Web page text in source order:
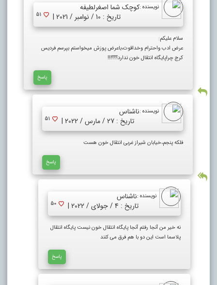
نویسنده :کوچک شما اصغرلطیفه
تاریخ : 10 / نوامبر / 2021 |
51
سلام علیکم:
عرض ادب واحترام وخداقوت،باعرض پوزش میخواستم بپرسم فردیس
کرج چراپایگاه انتقال خون ندارد؟؟؟!!!
پاسخ
نویسنده :ناشناس
تاریخ : 27 / مارس / 2022 |
51
فلکه پنجم،خیابان شیراز غربی انتقال خون هست
پاسخ
نویسنده :ناشناس
تاریخ : 4 / جولای / 2022 |
50
نه خیر من آنجا رفتم آنجا پایگاه انتقال خون نیست پایگاه انتقال
پلاسما است این دو با هم فرق می کنند
پاسخ